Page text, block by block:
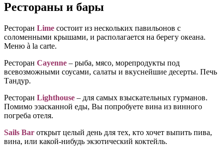
Рестораны и бары
Ресторан Lime состоит из нескольких павильонов с
соломенными крышами, и располагается на берегу океана.
Меню à la carte.
Ресторан Cayenne – рыба, мясо, морепродукты под
всевозможными соусами, салаты и вкуснейшие десерты. Печь
Тандур.
Ресторан Lighthouse – для самых взыскательных гурманов.
Помимо эзасканной еды, Вы попробуете вина из винного
погреба отеля.
Sails Bar открыт целый день для тех, кто хочет выпить пива,
вина, или какой-нибудь экзотический коктейль.